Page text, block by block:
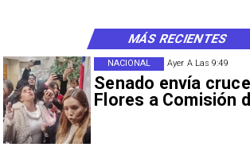
Ayer A Las 9:49
Senado envía
Flores a Comisión
NACIONAL
MÁS RECIENTES